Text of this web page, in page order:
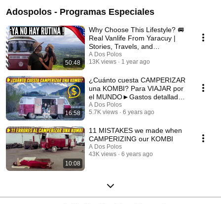
Adospolos - Programas Especiales
50:48
Why Choose This Lifestyle? 🚐
Real Vanlife From Yaracuy |
Stories, Travels, and
Reflections
A Dos Polos
13K views
1 year ago
16:58
¿Cuánto cuesta CAMPERIZAR
una KOMBI? Para VIAJAR por
el MUNDO►Gastos detallados
+CAMPERIZACIÓN VW T2
A Dos Polos
5.7K views
6 years ago
10:08
11 MISTAKES we made when
CAMPERIZING our KOMBI
A Dos Polos
43K views
6 years ago